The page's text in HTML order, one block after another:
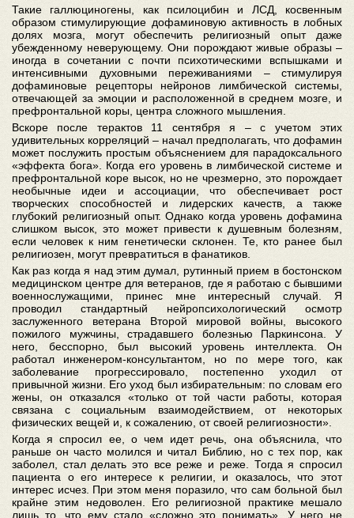
Такие галлюциногены, как псилоцибин и ЛСД, косвенным
образом стимулирующие дофаминовую активность в лобных
долях мозга, могут обеспечить религиозный опыт даже
убежденному неверующему. Они порождают живые образы –
иногда в сочетании с почти психотическими вспышками и
интенсивными духовными переживаниями – стимулируя
дофаминовые рецепторы нейронов лимбической системы,
отвечающей за эмоции и расположенной в среднем мозге, и
префронтальной коры, центра сложного мышления.
Вскоре после терактов 11 сентября я – с учетом этих
удивительных корреляций – начал предполагать, что дофамин
может послужить простым объяснением для парадоксального
«эффекта бога». Когда его уровень в лимбической системе и
префронтальной коре высок, но не чрезмерно, это порождает
необычные идеи и ассоциации, что обеспечивает рост
творческих способностей и лидерских качеств, а также
глубокий религиозный опыт. Однако когда уровень дофамина
слишком высок, это может привести к душевным болезням,
если человек к ним генетически склонен. Те, кто ранее был
религиозен, могут превратиться в фанатиков.
Как раз когда я над этим думал, рутинный прием в бостонском
медицинском центре для ветеранов, где я работаю с бывшими
военнослужащими, принес мне интересный случай. Я
проводил стандартный нейропсихологический осмотр
заслуженного ветерана Второй мировой войны, высокого
пожилого мужчины, страдавшего болезнью Паркинсона. У
него, бесспорно, был высокий уровень интеллекта. Он
работал инженером-консультантом, но по мере того, как
заболевание прогрессировало, постепенно уходил от
привычной жизни. Его уход был избирательным: по словам его
жены, он отказался «только от той части работы, которая
связана с социальным взаимодействием, от некоторых
физических вещей и, к сожалению, от своей религиозности».
Когда я спросил ее, о чем идет речь, она объяснила, что
раньше он часто молился и читал Библию, но с тех пор, как
заболел, стал делать это все реже и реже. Тогда я спросил
пациента о его интересе к религии, и оказалось, что этот
интерес исчез. При этом меня поразило, что сам больной был
крайне этим недоволен. Его религиозной практике мешало
лишь то, что ему стало «сложно это понимать». У него не